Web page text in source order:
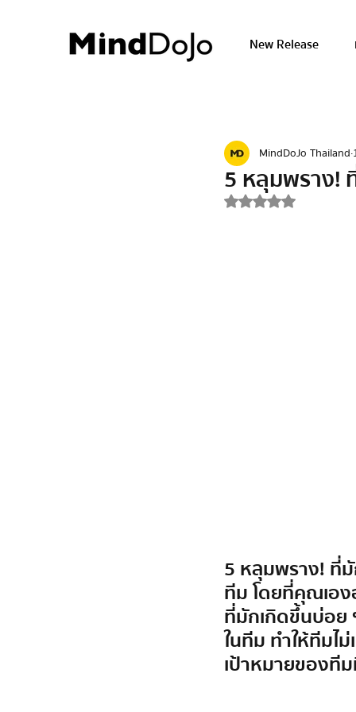
New Release
5 หลุมพราง!
MindDoJo Thailand
ได้รับ NaN เต็ม 5 ด
5 หลุมพราง! ที่
ทีม โดยที่คุณเอ
ที่มักเกิดขึ้นบ่อย
ในทีม ทำให้ทีมไ
เป้าหมายของที